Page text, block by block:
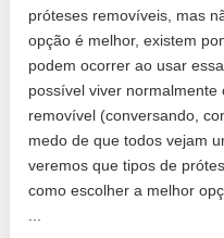
próteses removíveis, mas
opção é melhor, existem
podem ocorrer ao usar
possível viver
removível (conversando,
medo de que todos vejam
veremos que tipos de
como escolher a melhor